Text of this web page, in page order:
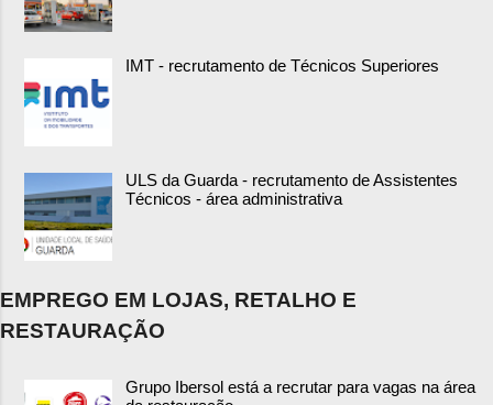
IMT - recrutamento de Técnicos Superiores
ULS da Guarda - recrutamento de Assistentes
Técnicos - área administrativa
EMPREGO EM LOJAS, RETALHO E
RESTAURAÇÃO
Grupo Ibersol está a recrutar para vagas na área